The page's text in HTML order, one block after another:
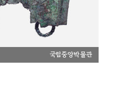
국립중앙박물관